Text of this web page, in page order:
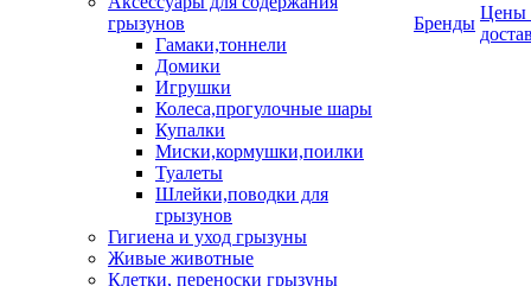
грызунов
Гамаки,тоннели
Домики
Игрушки
Колеса,прогулочные шары
Купалки
Миски,кормушки,поилки
Туалеты
Шлейки,поводки для
грызунов
Гигиена и уход грызуны
Живые животные
Клетки, переноски грызуны
Бренды
Цены